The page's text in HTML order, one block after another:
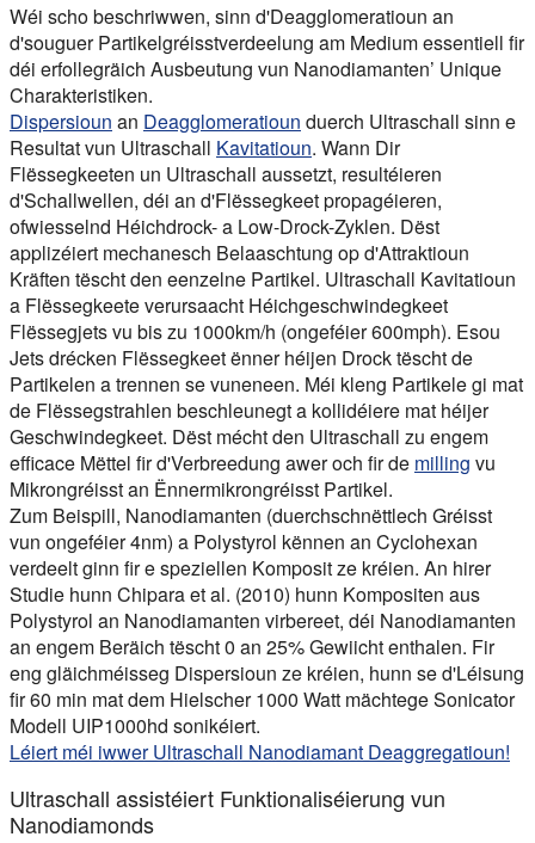
Wéi scho beschriwwen, sinn d'Deagglomeratioun an
d'souguer Partikelgréisstverdeelung am Medium essentiell fir
déi erfollegräich Ausbeutung vun Nanodiamanten’ Unique
Charakteristiken.
Dispersioun an Deagglomeratioun duerch Ultraschall sinn e
Resultat vun Ultraschall Kavitatioun. Wann Dir
Flëssegkeeten un Ultraschall aussetzt, resultéieren
d'Schallwellen, déi an d'Flëssegkeet propagéieren,
ofwiesselnd Héichdrock- a Low-Drock-Zyklen. Dëst
applizéiert mechanesch Belaaschtung op d'Attraktioun
Kräften tëscht den eenzelne Partikel. Ultraschall Kavitatioun
a Flëssegkeete verursaacht Héichgeschwindegkeet
Flëssegjets vu bis zu 1000km/h (ongeféier 600mph). Esou
Jets drécken Flëssegkeet ënner héijen Drock tëscht de
Partikelen a trennen se vuneneen. Méi kleng Partikele gi mat
de Flëssegstrahlen beschleunegt a kollidéiere mat héijer
Geschwindegkeet. Dëst mécht den Ultraschall zu engem
efficace Mëttel fir d'Verbreedung awer och fir de milling vu
Mikrongréisst an Ënnermikrongréisst Partikel.
Zum Beispill, Nanodiamanten (duerchschnëttlech Gréisst
vun ongeféier 4nm) a Polystyrol kënnen an Cyclohexan
verdeelt ginn fir e speziellen Komposit ze kréien. An hirer
Studie hunn Chipara et al. (2010) hunn Kompositen aus
Polystyrol an Nanodiamanten virbereet, déi Nanodiamanten
an engem Beräich tëscht 0 an 25% Gewiicht enthalen. Fir
eng gläichméisseg Dispersioun ze kréien, hunn se d'Léisung
fir 60 min mat dem Hielscher 1000 Watt mächtege Sonicator
Modell UIP1000hd sonikéiert.
Léiert méi iwwer Ultraschall Nanodiamant Deaggregatioun!
Ultraschall assistéiert Funktionaliséierung vun
Nanodiamonds